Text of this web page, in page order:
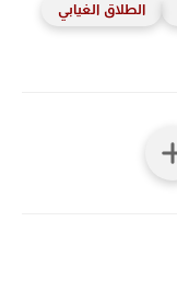
الطلاق الغيابي